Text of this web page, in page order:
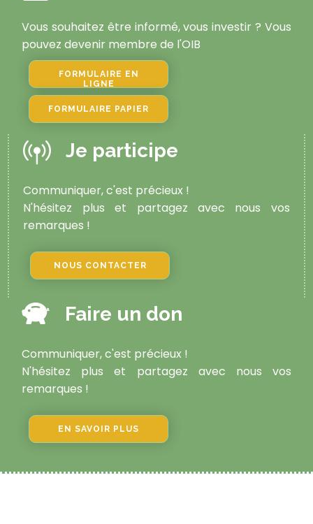
Vous souhaitez être informé, vous investir ? Vous
pouvez devenir membre de l'OIB
FORMULAIRE EN
LIGNE
FORMULAIRE PAPIER
Je participe
Communiquer, c'est précieux !
N'hésitez plus et partagez avec nous vos
remarques !
NOUS CONTACTER
Faire un don
Communiquer, c'est précieux !
N'hésitez plus et partagez avec nous vos
remarques !
EN SAVOIR PLUS